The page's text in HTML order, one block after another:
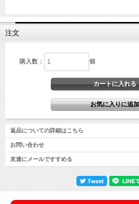
注文
購入数： 個
返品についての詳細はこちら
お問い合わせ
友達にメールですすめる